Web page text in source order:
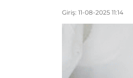
Giriş: 11-08-2025 11:14